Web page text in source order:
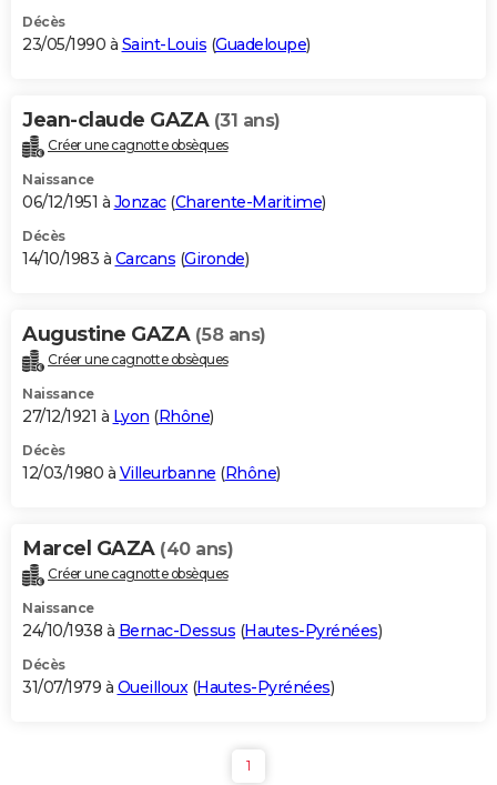
Décès
23/05/1990 à Saint-Louis (Guadeloupe)
Jean-claude GAZA (31 ans)
Créer une cagnotte obsèques
Naissance
06/12/1951 à Jonzac(Charente-Maritime)
Décès
14/10/1983 à Carcans (Gironde)
Augustine GAZA (58 ans)
Créer une cagnotte obsèques
Naissance
27/12/1921 à Lyon (Rhône)
Décès
12/03/1980 à Villeurbanne (Rhône)
Marcel GAZA (40 ans)
Créer une cagnotte obsèques
Naissance
24/10/1938 à Bernac-Dessus (Hautes-Pyrénées)
Décès
31/07/1979 à Oueilloux(Hautes-Pyrénées)
1